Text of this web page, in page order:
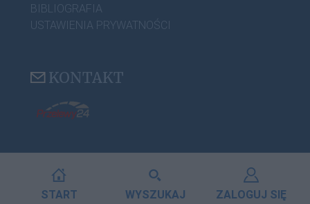
BIBLIOGRAFIA
USTAWIENIA PRYWATNOŚCI
KONTAKT
START WYSZUKAJ ZALOGUJ SIĘ